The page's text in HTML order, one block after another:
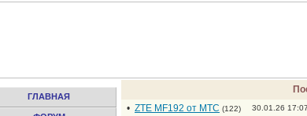
ГЛАВНАЯ
• ZTE MF192 от МТС (122) 30.01.26 17:07